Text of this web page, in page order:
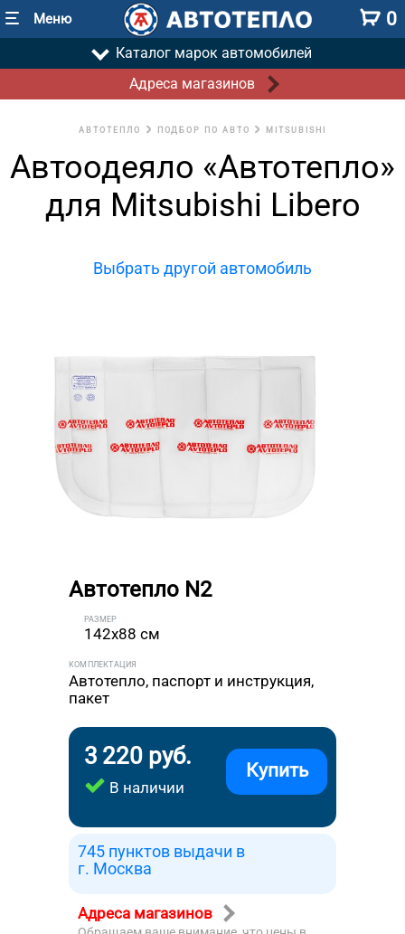
Меню 0
Каталог марок автомобилей
Адреса магазинов
АВТОТЕПЛО ПОДБОР ПО АВТО MITSUBISHI
Автоодеяло «Автотепло»
для Mitsubishi Libero
Выбрать другой автомобиль
Автотепло N2
РАЗМЕР
142x88 см
КОМПЛЕКТАЦИЯ
Автотепло, паспорт и инструкция,
пакет
3 220 руб.
В наличии
Купить
745 пунктов выдачи в
г. Москва
Адреса магазинов